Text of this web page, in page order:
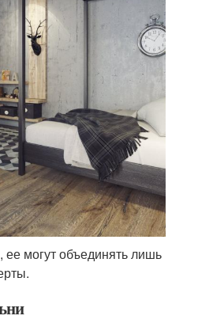
ее могут объединять лишь